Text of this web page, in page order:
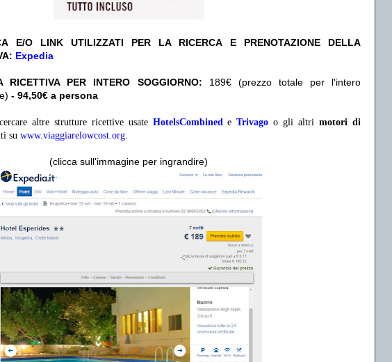
E/O LINK UTILIZZATI PER LA RICERCA E PRENOTAZIONE DELLA
Expedia
RICETTIVA PER INTERO SOGGIORNO: 189€ (prezzo totale per l'intero
- 94,50€ a persona
altre strutture ricettive usate HotelsCombinedeTrivago o gli altrimotori di
su www.viaggiarelowcost.org.
(clicca sull'immagine per ingrandire)